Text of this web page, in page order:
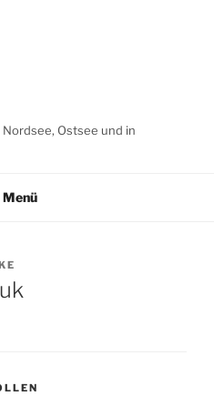
Ostsee und in
Menü